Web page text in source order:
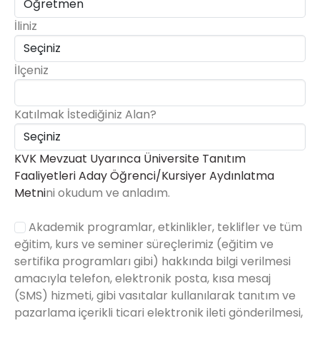
İliniz
İlçeniz
Katılmak İstediğiniz Alan?
KVK Mevzuat Uyarınca Üniversite Tanıtım
Faaliyetleri Aday Öğrenci/Kursiyer Aydınlatma
Metnini okudum ve anladım.
Akademik programlar, etkinlikler, teklifler ve tüm
eğitim, kurs ve seminer süreçlerimiz (eğitim ve
sertifika programları gibi) hakkında bilgi verilmesi
amacıyla telefon, elektronik posta, kısa mesaj
(SMS) hizmeti, gibi vasıtalar kullanılarak tanıtım ve
pazarlama içerikli ticari elektronik ileti gönderilmesi,